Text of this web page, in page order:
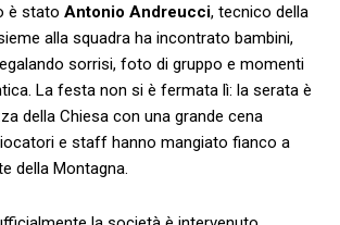
è stato Antonio Andreucci, tecnico della
alla squadra ha incontrato bambini,
sorrisi, foto di gruppo e momenti
La festa non si è fermata lì: la serata è
della Chiesa con una grande cena
e staff hanno mangiato fianco a
della Montagna.